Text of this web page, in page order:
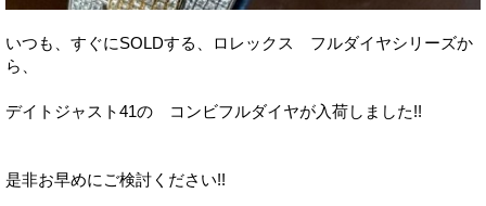
いつも、すぐにSOLDする、ロレックス フルダイヤシリーズか
ら、
デイトジャスト41の コンビフルダイヤが入荷しました!!
是非お早めにご検討ください!!